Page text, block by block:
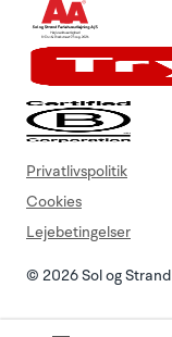
© 2026 Sol og Strand
Privatlivspolitik
Cookies
Lejebetingelser